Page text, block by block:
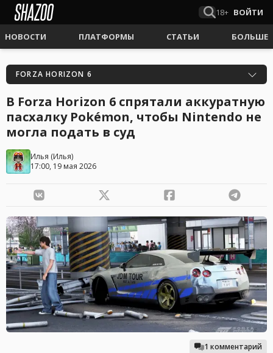
18+ ВОЙТИ
НОВОСТИ ПЛАТФОРМЫ СТАТЬИ БОЛЬШЕ
FORZA HORIZON 6
В Forza Horizon 6 спрятали аккуратную
пасхалку Pokémon, чтобы Nintendo не
могла подать в суд
Илья (Илья)
17:00, 19 мая 2026
1 комментарий